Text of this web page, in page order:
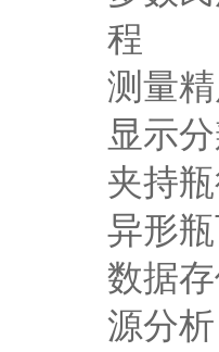
程
测量
显示
夹持
异形
数据
源分析